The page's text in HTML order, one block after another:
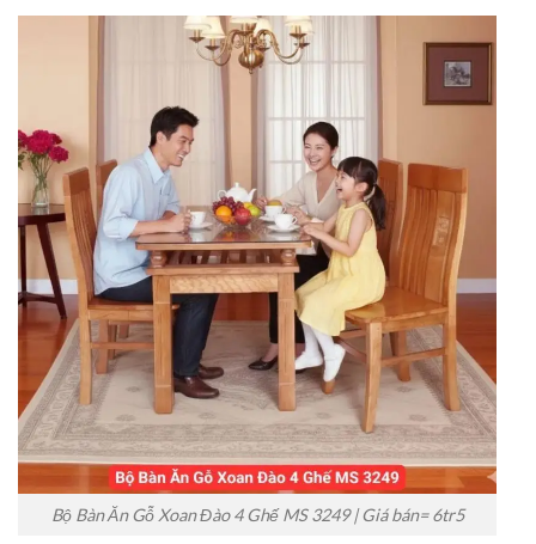
Bộ Bàn Ăn Gỗ Xoan Đào 4 Ghế MS 3249 | Giá bán= 6tr5